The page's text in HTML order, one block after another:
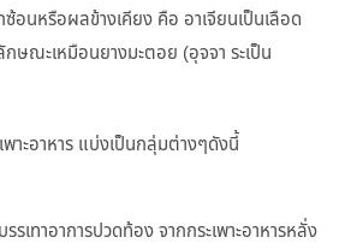
ซ้อนหรือผลข้างเคียง คือ อาเจียนเป็นเลือด
กษณะเหมือนยางมะตอย (อุจจา ระเป็น
พาะอาหาร แบ่งเป็นกลุ่มต่างๆดังนี้
รเทาอาการปวดท้อง จากกระเพาะอาหารหลั่ง